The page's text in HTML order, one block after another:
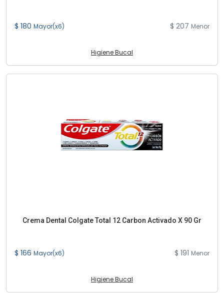
$ 180 Mayor(x6) $ 207 Menor
Higiene Bucal
Crema Dental Colgate Total 12 Carbon Activado X 90 Gr
$ 166 Mayor(x6) $ 191 Menor
Higiene Bucal